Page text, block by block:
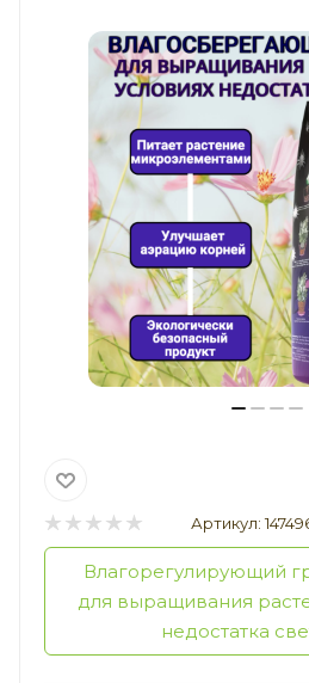
Артикул:
Влагорегулирующий
для выращивания
недостатка